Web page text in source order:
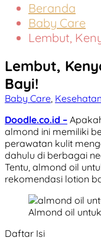
Beranda
Baby Care
Lembut,
Lembut,
Bayi!
Baby Care,
Doodle.co.id –
almond ini memiliki
perawatan kulit
dahulu di berbagai
Tentu, almond oil
rekomendasi lotion
Almond oil
Daftar Isi